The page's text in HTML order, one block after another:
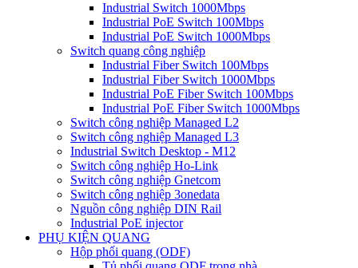
Industrial Switch 1000Mbps
Industrial PoE Switch 100Mbps
Industrial PoE Switch 1000Mbps
Switch quang công nghiệp
Industrial Fiber Switch 100Mbps
Industrial Fiber Switch 1000Mbps
Industrial PoE Fiber Switch 100Mbps
Industrial PoE Fiber Switch 1000Mbps
Switch công nghiệp Managed L2
Switch công nghiệp Managed L3
Industrial Switch Desktop - M12
Switch công nghiệp Ho-Link
Switch công nghiệp Gnetcom
Switch công nghiệp 3onedata
Nguồn công nghiệp DIN Rail
Industrial PoE injector
PHỤ KIỆN QUANG
Hộp phối quang (ODF)